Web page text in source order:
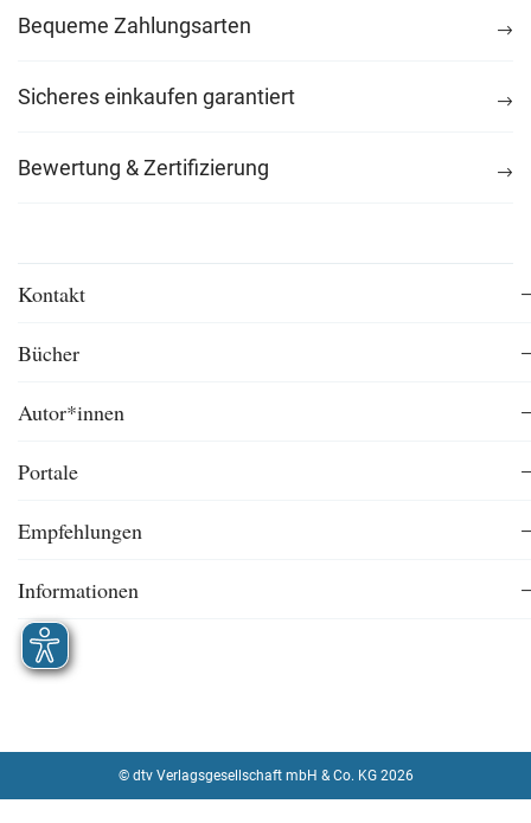
Bequeme Zahlungsarten
Sicheres einkaufen garantiert
Bewertung & Zertifizierung
Kontakt
Bücher
Autor*innen
Portale
Empfehlungen
Informationen
© dtv Verlagsgesellschaft mbH & Co. KG 2026